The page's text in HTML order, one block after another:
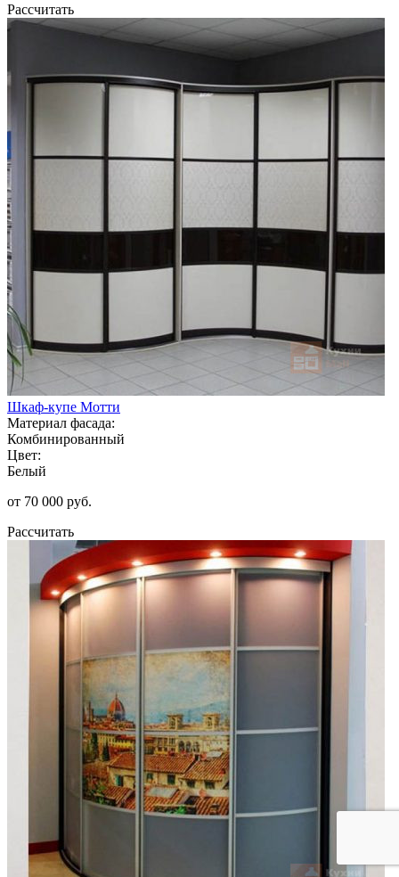
Рассчитать
Шкаф-купе Мотти
Материал фасада:
Комбинированный
Цвет:
Белый
от 70 000 руб.
Рассчитать